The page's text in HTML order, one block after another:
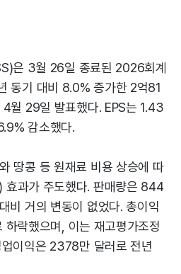
은 3월 26일 종료된 2026회계
동기 대비 8.0% 증가한 2억81
월 29일 발표했다. EPS는 1.43
감소했다.
땅콩 등 원재료 비용 상승에 따
과가 주도했다. 판매량은 844
비 거의 변동이 없었다. 총이익
하락했으며, 이는 재고평가조정
이익은 2378만 달러로 전년